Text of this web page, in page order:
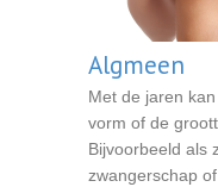
Algmeen
Met de jaren
vorm of de
Bijvoorbeeld als
zwangerschap